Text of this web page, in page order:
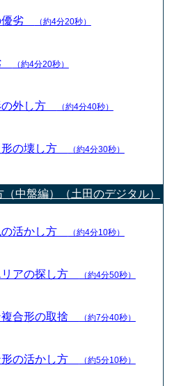
優劣 （約4分20秒）
（約4分20秒）
の外し方 （約4分40秒）
形の壊し方 （約4分30秒）
中盤編）（土田のデジタル）
の活かし方 （約4分10秒）
リアの探し方 （約4分50秒）
複合形の取捨 （約7分40秒）
形の活かし方 （約5分10秒）